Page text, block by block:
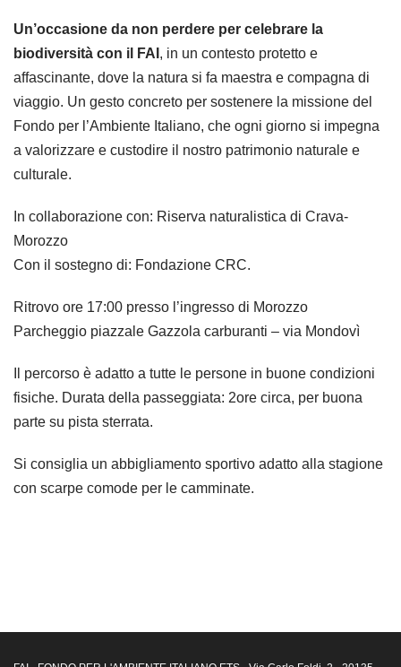
Un’occasione da non perdere per celebrare la
biodiversità con il FAI , in un contesto protetto e
affascinante, dove la natura si fa maestra e compagna di
viaggio. Un gesto concreto per sostenere la missione del
Fondo per l’Ambiente Italiano, che ogni giorno si impegna
a valorizzare e custodire il nostro patrimonio naturale e
culturale.
In collaborazione con: Riserva naturalistica di Crava-
Morozzo
Con il sostegno di: Fondazione CRC.
Ritrovo ore 17:00 presso l’ingresso di Morozzo
Parcheggio piazzale Gazzola carburanti – via Mondovì
Il percorso è adatto a tutte le persone in buone condizioni
fisiche. Durata della passeggiata: 2ore circa, per buona
parte su pista sterrata.
Si consiglia un abbigliamento sportivo adatto alla stagione
con scarpe comode per le camminate.